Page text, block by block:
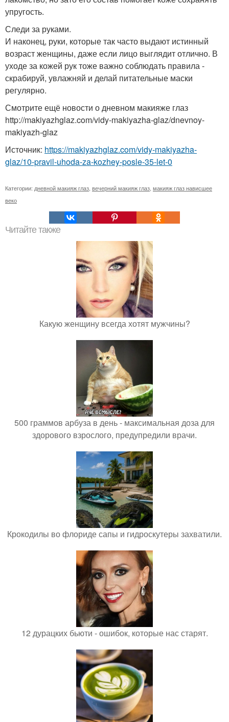
упругость.
Следи за руками.
И наконец, руки, которые так часто выдают истинный
возраст женщины, даже если лицо выглядит отлично. В
уходе за кожей рук тоже важно соблюдать правила -
скрабируй, увлажняй и делай питательные маски
регулярно.
Смотрите ещё новости о дневном макияже глаз
http://makiyazhglaz.com/vidy-makiyazha-glaz/dnevnoy-
makiyazh-glaz
Источник: https://makiyazhglaz.com/vidy-makiyazha-
glaz/10-pravil-uhoda-za-kozhey-posle-35-let-0
Категории: дневной макияж глаз вечерний макияж глаз макияж глаз нависшее
веко
Читайте также
Какую женщину всегда хотят мужчины?
500 граммов арбуза в день - максимальная доза для
здорового взрослого, предупредили врачи.
Крокодилы во флориде сапы и гидроскутеры захватили.
12 дурацких бьюти - ошибок, которые нас старят.